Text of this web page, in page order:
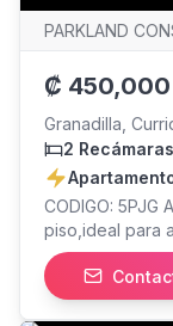
PARKLAND
₡ 450,000
Granadilla,
2 Recámaras
CODIGO: 5PJG
piso,ideal para
para subir
aposentos
seguridad 24/